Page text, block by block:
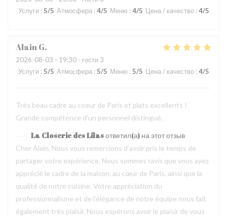
Услуги : 5/5 Атмосфера : 4/5 Меню : 4/5 Цена / качество : 4/5
AlainG
2026-08-03 - 19:30 - гости 3
Услуги : 5/5 Атмосфера : 5/5 Меню : 5/5 Цена / качество : 4/5
Très beau cadre au coeur de Paris et plats excellents !
Grande compétence d'un personnel distingué.
La Closerie des Lilasответил(а) на этот отзыв
Cher Alain, Nous vous remercions d’avoir pris le temps de
partager votre expérience. Nous sommes ravis que vous ayez
apprécié le cadre de la maison, au cœur de Paris, ainsi que la
qualité de notre cuisine. Votre appréciation du
professionnalisme et de l’élégance de notre équipe nous fait
également très plaisir. Nous espérons avoir le plaisir de vous